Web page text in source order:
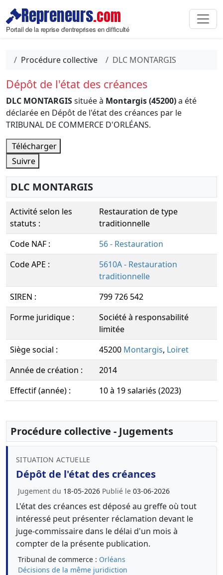
Repreneurs.com
Portail de la reprise d'entreprises en difficulté
Procédure collective DLC MONTARGIS
Dépôt de l'état des créances
DLC MONTARGISsituée à Montargis (45200)a été
déclarée en Dépôt de l'état des créances par le
TRIBUNAL DE COMMERCE D'ORLÉANS.
Télécharger
Suivre
DLC MONTARGIS
Activité selon les
statuts :
Restauration de type
traditionnelle
Code NAF :
56 - Restauration
Code APE :
5610A - Restauration
traditionnelle
SIREN :
799 726 542
Forme juridique :
Société à responsabilité
limitée
Siège social :
45200 Montargis, Loiret
Année de création :
2014
Effectif (année) :
10 à 19 salariés (2023)
Procédure collective - Jugements
SITUATION ACTUELLE
Dépôt de l'état des créances
Jugement du 18-05-2026 Publié le 03-06-2026
L'état des créances est déposé au greffe où tout
intéressé peut présenter réclamation devant le
juge-commissaire dans le délai d'un mois à
compter de la présente publication.
Tribunal de commerce : Orléans
Décisions de la même juridiction